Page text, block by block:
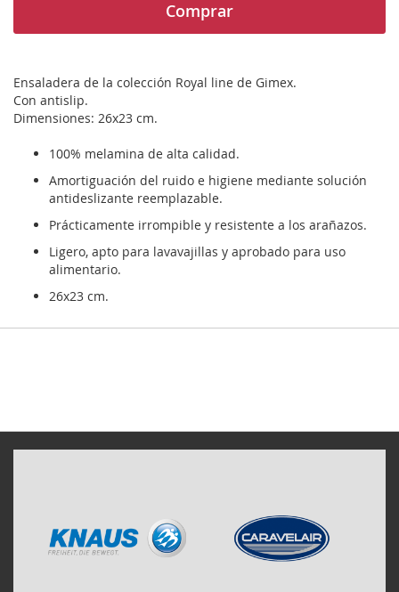
Comprar
Ensaladera de la colección Royal line de Gimex.
Con antislip.
Dimensiones: 26x23 cm.
100% melamina de alta calidad.
Amortiguación del ruido e higiene mediante solución
antideslizante reemplazable.
Prácticamente irrompible y resistente a los arañazos.
Ligero, apto para lavavajillas y aprobado para uso
alimentario.
26x23 cm.